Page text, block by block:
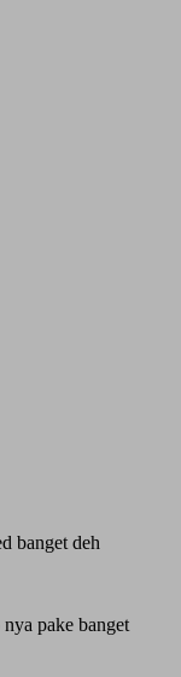
banget deh
pake banget